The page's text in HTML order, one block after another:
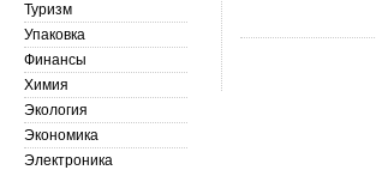
Туризм
Упаковка
Финансы
Химия
Экология
Экономика
Электроника